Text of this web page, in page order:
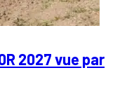
2027 vue par